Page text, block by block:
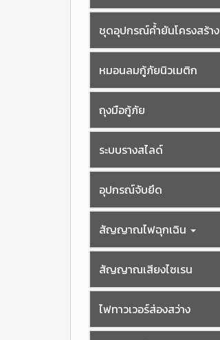
ชุดอุปกรณ์ค้ำยันโครงสร้าง
หมอนลมกู้ภัยนิวเมติก
ถุงมือกู้ภัย
ระบบรางสไลด์
อุปกรณ์จับยึด
สัญญาณไฟฉุกเฉิน
สัญญาณเสียงไซเรน
ไฟทาวเวอร์ส่องสว่าง